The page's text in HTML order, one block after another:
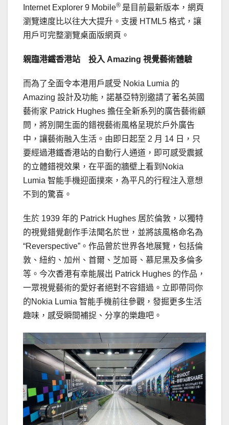
Internet Explorer 9 Mobile® 是目前最新版本，網頁
瀏覽速度比以往大大提升。支援 HTML5 格式，讓
用戶可完整瀏覽桌面版網頁。
親臨港鐵香港站 投入 Amazing 視覺藝術體驗
而為了全面令本港用戶感受 Nokia Lumia 的
Amazing 設計及功能，諾基亞特別邀請了著名英國
藝術家 Patrick Hughes 擔任全新系列的廣告藝術顧
問，將別開生面的錯視藝術風格呈現於戶外廣告
中，讓藝術融入生活。由即日起至 2 月 14 日，只
要經過港鐵香港站的自動行人通道，即可感受震撼
的立體錯視效果，在平面的牆壁上看到Nokia
Lumia 智能手機迎面撲來，為平凡的行程注入意想
不到的驚喜。
生於 1939 年的 Patrick Hughes 居於倫敦，以獨特
的視覺錯覺創作手法聞名於世，並將該風格命名為
“Reverspective”。作品曾於世界各地展覽，包括倫
敦、紐約、加州、首爾、芝加哥、慕尼黑及多倫多
等。今次香港有幸能展出 Patrick Hughes 的作品，
一眾視覺藝術的愛好者絕對不容錯過。立即帶同你
的Nokia Lumia 智能手機前往參觀，發掘更多生活
趣味，感受瞬間補捉、分享的樂趣吧。